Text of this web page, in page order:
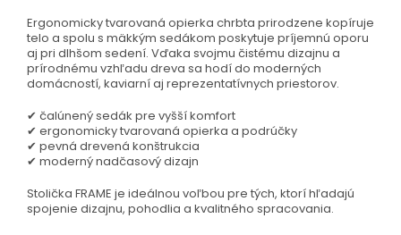
Ergonomicky tvarovaná opierka chrbta prirodzene kopíruje
telo a spolu s mäkkým sedákom poskytuje príjemnú oporu
aj pri dlhšom sedení. Vďaka svojmu čistému dizajnu a
prírodnému vzhľadu dreva sa hodí do moderných
domácností, kaviarní aj reprezentatívnych priestorov.
✔ čalúnený sedák pre vyšší komfort
✔ ergonomicky tvarovaná opierka a podrúčky
✔ pevná drevená konštrukcia
✔ moderný nadčasový dizajn
Stolička FRAME je ideálnou voľbou pre tých, ktorí hľadajú
spojenie dizajnu, pohodlia a kvalitného spracovania.